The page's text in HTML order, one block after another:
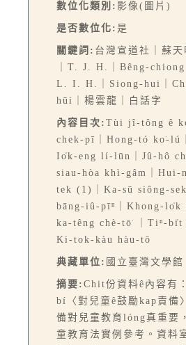
數位化類別: 影像(圖片)
是否數位化: 是
關鍵詞: 台灣宣道社｜蘇
｜T. J. H.｜Bêng-chiong
L. I. H.｜Siong-hui｜
hūi｜楊雲龍｜白話字
內容目次: Tùi jî-tông ê
chek-pī｜Hong-tó ko͘-lú
Io̍k-eng lí-lūn｜Jû-hô
siau-hòa khì-gâm｜Hui-
tek (1)｜Ka-sū siông-
bāng-iû-pīⁿ｜Khong-lo̍k
ka-têng chè-tō͘ ｜Tiⁿ-bi̍t
Ki-tok-kàu hàu-tō
典藏單位: 國立臺灣文學館
摘要: Chit份資料ê內容有
bí〈對兒童ê鼓勵kap責備
備對兒童教育lóng真重要
童教育法實例參考。資料